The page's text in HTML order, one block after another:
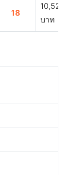
18
10,520
บาท